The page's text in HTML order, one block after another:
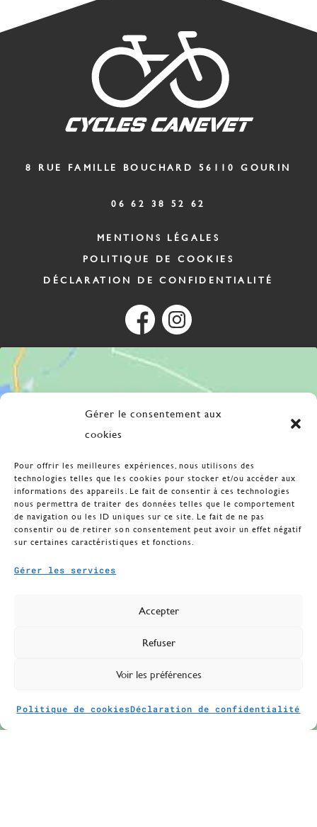
Gérer le consentement aux
cookies
Pour offrir les meilleures expériences, nous utilisons des
technologies telles que les cookies pour stocker et/ou accéder aux
informations des appareils. Le fait de consentir à ces technologies
nous permettra de traiter des données telles que le comportement
de navigation ou les ID uniques sur ce site. Le fait de ne pas
consentir ou de retirer son consentement peut avoir un effet négatif
sur certaines caractéristiques et fonctions.
Gérer les services
Accepter
Refuser
Voir les préférences
Politique de cookiesDéclaration de confidentialité
8 RUE FAMILLE BOUCHARD 56110 GOURIN
06 62 38 52 62
MENTIONS LÉGALES
POLITIQUE DE COOKIES
DÉCLARATION DE CONFIDENTIALITÉ